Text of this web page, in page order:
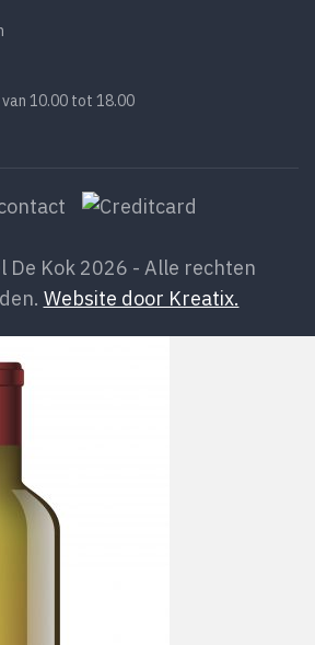
10.00 tot 18.00
De Kok 2026 - Alle rechten
Website door Kreatix.